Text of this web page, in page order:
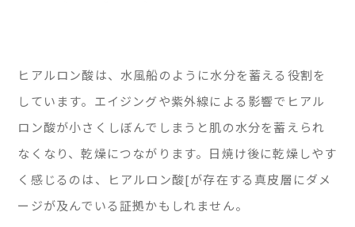
ヒアルロン酸は、水風船のように水分を蓄える役割を
しています。エイジングや紫外線による影響でヒアル
ロン酸が小さくしぼんでしまうと肌の水分を蓄えられ
なくなり、乾燥につながります。日焼け後に乾燥しやす
く感じるのは、ヒアルロン酸[が存在する真皮層にダメ
ージが及んでいる証拠かもしれません。